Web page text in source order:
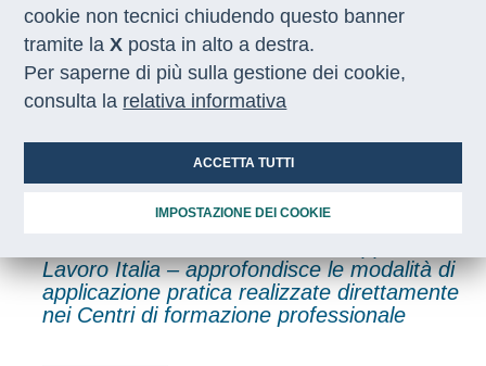
SISTEMA DUALE22.05.2026
Esperienze di qualità nel
catalogo aggiornato con 7
Lavoro Italia – approfondisce le modalità di
applicazione pratica realizzate direttamente
nei Centri di formazione professionale
cookie non tecnici chiudendo questo banner
tramite laX posta in alto a destra.
Per saperne di più sulla gestione dei cookie,
consulta la relativa informativa
ACCETTA TUTTI
IMPOSTAZIONE DEI COOKIE